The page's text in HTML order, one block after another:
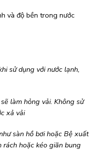
và độ bền trong nước
sử dụng với nước lạnh,
làm hỏng vải. Không sử
xả vải
sàn hồ bơi hoặc Bệ xuất
hoặc kéo giãn bung